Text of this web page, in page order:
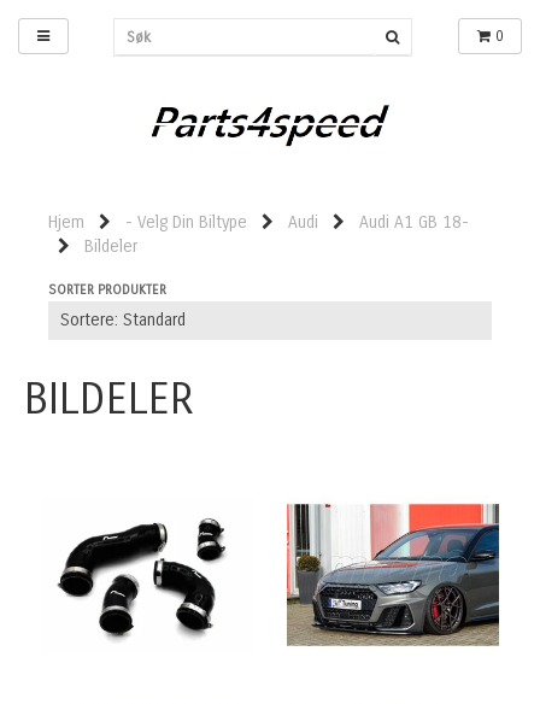
0
Hjem - Velg Din Biltype Audi
Audi A1 GB 18-
Bildeler
SORTER PRODUKTER
BILDELER